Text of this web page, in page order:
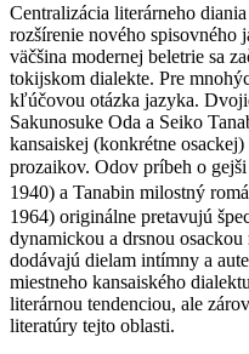
Centralizácia literárneho
rozšírenie nového spisovného
väčšina modernej beletrie sa
tokijskom dialekte. Pre
kľúčovou otázka jazyka.
Sakunosuke Oda a Seiko
kansaiskej (konkrétne
prozaikov. Odov príbeh o
1940) a Tanabin milostný
1964) originálne pretavujú
dynamickou a drsnou
dodávajú dielam intímny a
miestneho kansaiského
literárnou tendenciou, ale
literatúry tejto oblasti.